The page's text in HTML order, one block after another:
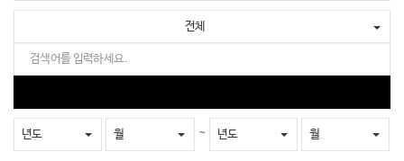
전체
입
력
하
색
년도
월 ~ 년도 월